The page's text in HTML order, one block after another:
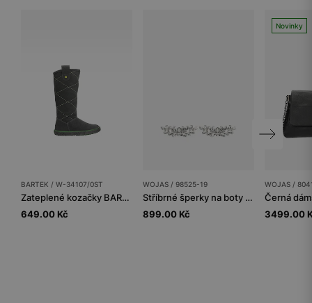
BARTEK / W-34107/0ST
Zateplené kozačky BARTEK W-34107/0ST, pro dívky, šedé
649.00 Kč
WOJAS / 98525-19
Stříbrné šperky na boty podlouhlého tvaru
899.00 Kč
Novinky
WOJAS /
3499.00